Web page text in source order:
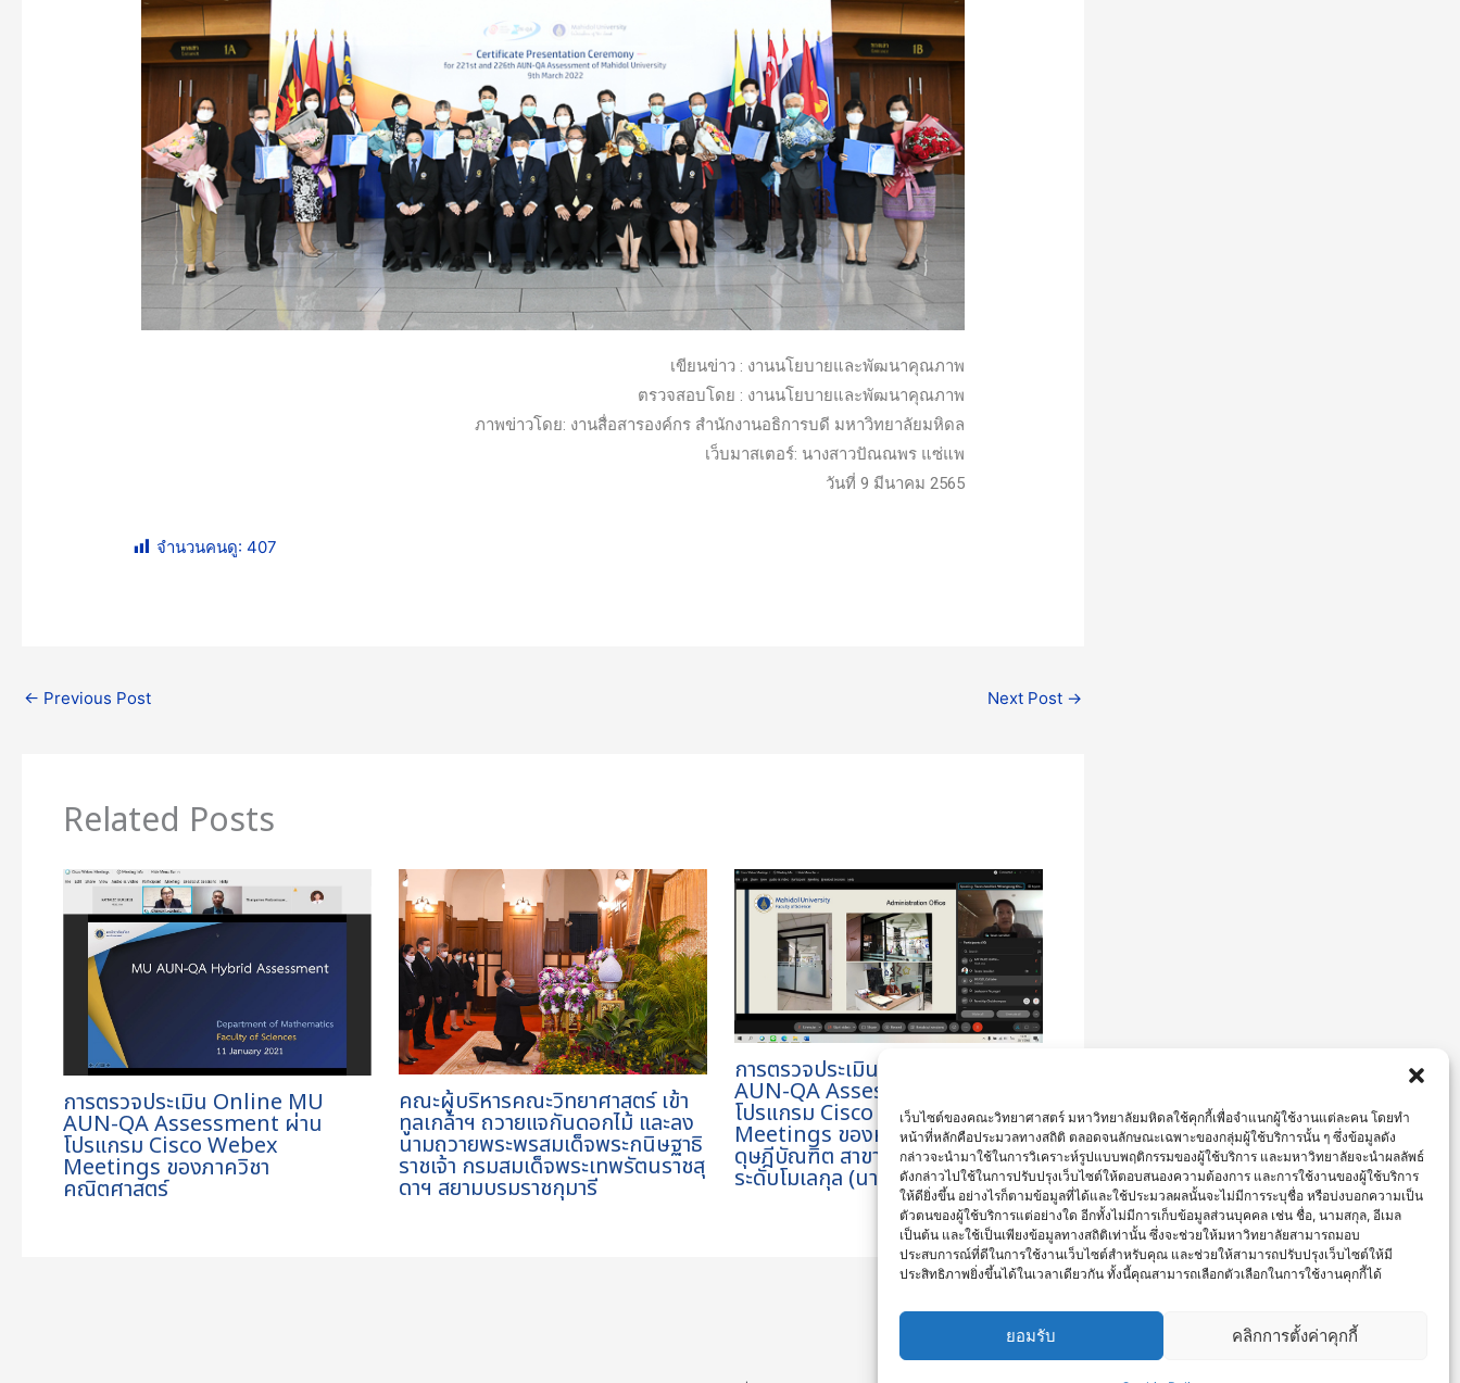
เว็บไซต์ของคณะวิทยาศาสตร์ มหาวิทยาลัยมหิดลใช้คุกกี้เพื่อจำแนกผู้ใช้งานแต่ละคน โดยทำ
หน้าที่หลักคือประมวลทางสถิติ ตลอดจนลักษณะเฉพาะของกลุ่มผู้ใช้บริการนั้น ๆ ซึ่งข้อมูลดัง
กล่าวจะนำมาใช้ในการวิเคราะห์รูปแบบพฤติกรรมของผู้ใช้บริการ และมหาวิทยาลัยจะนำผลลัพธ์
ดังกล่าวไปใช้ในการปรับปรุงเว็บไซต์ให้ตอบสนองความต้องการ และการใช้งานของผู้ใช้บริการ
ให้ดียิ่งขึ้น อย่างไรก็ตามข้อมูลที่ได้และใช้ประมวลผลนั้นจะไม่มีการระบุชื่อ หรือบ่งบอกความเป็น
ตัวตนของผู้ใช้บริการแต่อย่างใด อีกทั้งไม่มีการเก็บข้อมูลส่วนบุคคล เช่น ชื่อ, นามสกุล, อีเมล
เป็นต้น และใช้เป็นเพียงข้อมูลทางสถิติเท่านั้น ซึ่งจะช่วยให้มหาวิทยาลัยสามารถมอบ
ประสบการณ์ที่ดีในการใช้งานเว็บไซต์สำหรับคุณ และช่วยให้สามารถปรับปรุงเว็บไซต์ให้มี
ประสิทธิภาพยิ่งขึ้นได้ในเวลาเดียวกัน ทั้งนี้คุณสามารถเลือกตัวเลือกในการใช้งานคุกกี้ได้
ยอมรับ คลิกการตั้งค่าคุกกี้
เขียนข่าว : งานนโยบายและพัฒนาคุณภาพ
ตรวจสอบโดย : งานนโยบายและพัฒนาคุณภาพ
ภาพข่าวโดย: งานสื่อสารองค์กร สำนักงานอธิการบดี มหาวิทยาลัยมหิดล
เว็บมาสเตอร์: นางสาวปัณณพร แซ่แพ
วันที่ 9 มีนาคม 2565
จำนวนคนดู: 407
← Previous Post Next Post →
Related Posts
การตรวจประเมิน Online MU
AUN-QA Assessment ผ่าน
โปรแกรม Cisco Webex
Meetings ของภาควิชา
คณิตศาสตร์
คณะผู้บริหารคณะวิทยาศาสตร์ เข้า
ทูลเกล้าฯ ถวายแจกันดอกไม้ และลง
นามถวายพระพรสมเด็จพระกนิษฐาธิ
ราชเจ้า กรมสมเด็จพระเทพรัตนราชสุ
ดาฯ สยามบรมราชกุมารี
การตรวจประเมิน Online MU
AUN-QA Assessment ผ่าน
โปรแกรม Cisco Webex
Meetings ของหลักสูตรปรัชญา
ดุษฎีบัณฑิต สาขาวิชาเวชศาสตร์
ระดับโมเลกุล (นานาชาติ)